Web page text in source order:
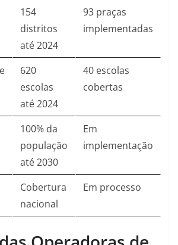
154
distritos
até 2024
93 praças
implementadas
620
escolas
até 2024
40 escolas
cobertas
100% da
população
até 2030
Em
implementação
Cobertura
nacional
Em processo